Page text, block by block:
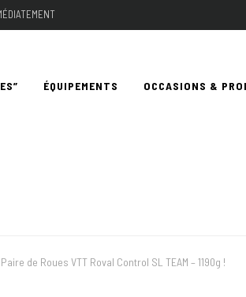
ÉQUIPEMENTS OCCASIONS &
Paire de Roues VTT Roval Control SL TEAM – 1190g !